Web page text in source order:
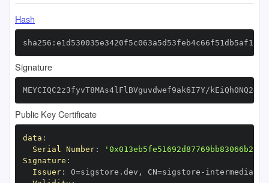
Hash
Signature
MEYCIQC2z3fyvT8MAs4lFlBVguvdwef9ak6I7Y/
Public Key Certificate
data :
Serial Number:
Signature :
Issuer: O=sigstore.dev , CN=sigstore -